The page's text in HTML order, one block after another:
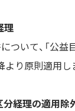
理
いて、「公益
り原則適用し
経理の適用除